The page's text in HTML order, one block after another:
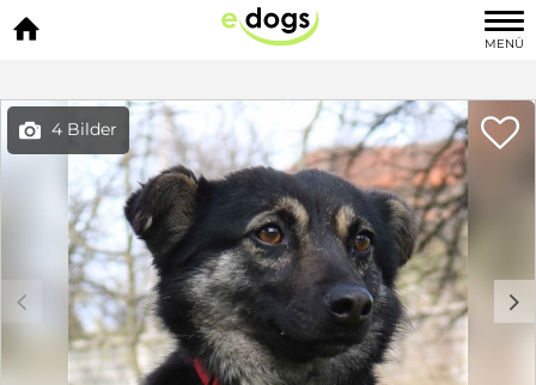

MENÜ
 4 Bilder 
c d